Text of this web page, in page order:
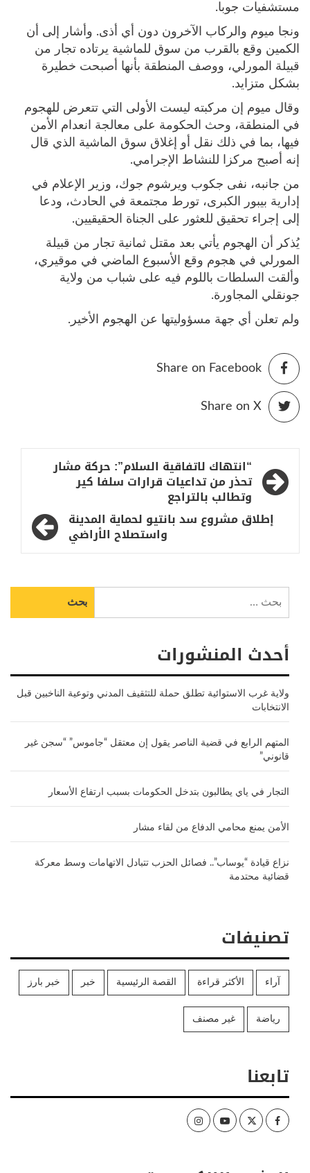
مستشفيات جوبا.
ونجا ميوم والركاب الآخرون دون أي أذى. وأشار إلى أن
الكمين وقع بالقرب من سوق للماشية يرتاده تجار من
قبيلة المورلي، ووصف المنطقة بأنها أصبحت خطيرة
بشكل متزايد.
وقال ميوم إن مركبته ليست الأولى التي تتعرض للهجوم
في المنطقة، وحث الحكومة على معالجة انعدام الأمن
فيها، بما في ذلك نقل أو إغلاق سوق الماشية الذي قال
إنه أصبح مركزا للنشاط الإجرامي.
من جانبه، نفى جكوب ويرشوم جوك، وزير الإعلام في
إدارية بيبور الكبرى، تورط مجتمعة في الحادث، ودعا
إلى إجراء تحقيق للعثور على الجناة الحقيقيين.
يُذكر أن الهجوم يأتي بعد مقتل ثمانية تجار من قبيلة
المورلي في هجوم وقع الأسبوع الماضي في موقيري،
وألقت السلطات باللوم فيه على شباب من ولاية
جونقلي المجاورة.
ولم تعلن أي جهة مسؤوليتها عن الهجوم الأخير.
Share on Facebook
Share on X
تصفّح
المقالات
“انتهاك لاتفاقية السلام”: حركة مشار
تحذر من تداعيات قرارات سلفا كير
وتطالب بالتراجع
إطلاق مشروع سد بانتيو لحماية المدينة
واستصلاح الأراضي
عن:
أحدث المنشورات
ولاية غرب الاستوائية تطلق حملة للتثقيف المدني وتوعية الناخبين قبل
الانتخابات
المتهم الرابع في قضية الناصر يقول إن معتقل “جاموس” “سجن غير
قانوني”
التجار في ياي يطالبون بتدخل الحكومات بسبب ارتفاع الأسعار
الأمن يمنع محامي الدفاع من لقاء مشار
نزاع قيادة “يوساب”.. فصائل الحزب تتبادل الاتهامات وسط معركة
قضائية محتدمة
تصنيفات
آراء الأكثر قراءة القصة الرئيسية خبر خبر بارز
رياضة غير مصنف
تابعنا
Facebook
Twitter
Youtube
Instagram